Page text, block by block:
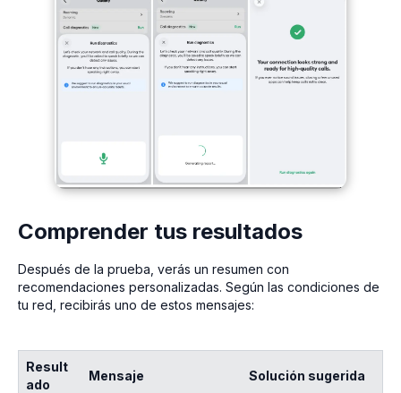
Comprender tus resultados
Después de la prueba, verás un resumen con
recomendaciones personalizadas. Según las condiciones de
tu red, recibirás uno de estos mensajes:
Result
ado
Mensaje Solución sugerida